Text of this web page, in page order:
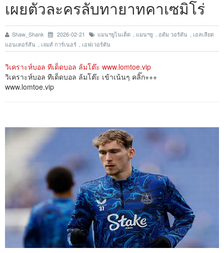
เผยตัวละครลับทายาทคาเซมิโร่
Shaw_Shank 2026-02-21 แมนฯยูไนเต็ด แมนฯยู อดัม วอร์ตัน
เอลเลียต
แอนเดอร์สัน
เจมส์ การ์เนอร์ เอฟเวอร์ตัน
วิเคราะห์บอล ทีเด็ดบอล ล้มโต๊ะ www.lomtoe.vip
วิเคราะห์บอล ทีเด็ดบอล ล้มโต๊ะ เข้าเน้นๆ คลิ๊ก+++
www.lomtoe.vip